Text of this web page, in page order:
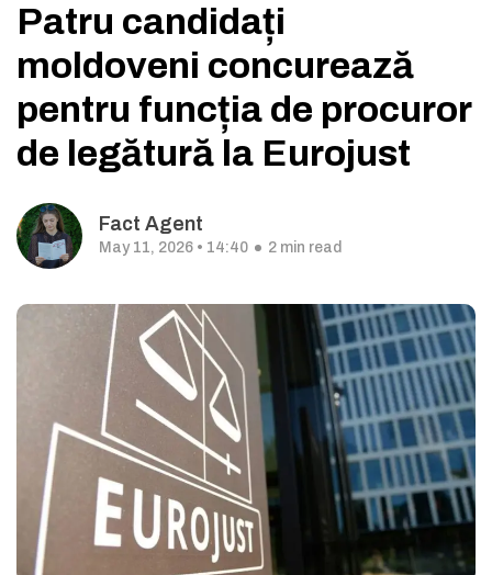
Patru candidați
moldoveni concurează
pentru funcția de procuror
de legătură la Eurojust
Fact Agent
May 11, 2026 • 14:40 2 min read